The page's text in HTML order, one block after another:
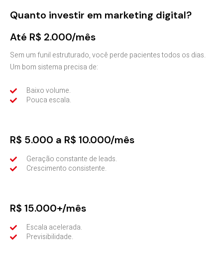
Quanto investir em marketing digital?
Até R$ 2.000/mês
Sem um funil estruturado, você perde pacientes todos os dias.
Um bom sistema precisa de:
Baixo volume.
Pouca escala.
R$ 5.000 a R$ 10.000/mês
Geração constante de leads.
Crescimento consistente.
R$ 15.000+/mês
Escala acelerada.
Previsibilidade.